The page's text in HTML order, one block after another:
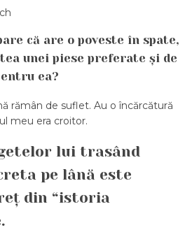
că are o poveste în spate,
unei piese preferate și de
ea?
rămân de suflet. Au o încărcătură
meu era croitor.
lui trasând
pe lână este
din “istoria